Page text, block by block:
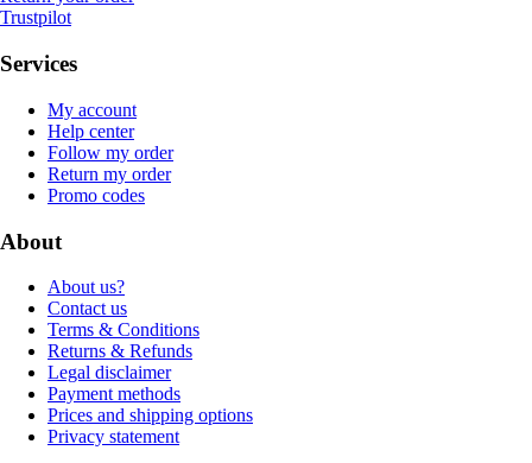
Trustpilot
Services
My account
Help center
Follow my order
Return my order
Promo codes
About
About us?
Contact us
Terms & Conditions
Returns & Refunds
Legal disclaimer
Payment methods
Prices and shipping options
Privacy statement